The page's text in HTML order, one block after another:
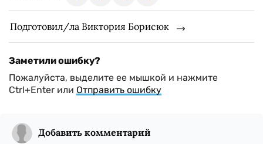
Подготовил/ла Виктория Борисюк
Заметили ошибку?
Пожалуйста, выделите ее мышкой и нажмите
Ctrl+Enter или Отправить ошибку
Добавить комментарий